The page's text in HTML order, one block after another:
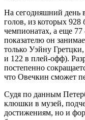
На сегодняшний день
голов, из которых
чемпионатах, а еще
показателю он
только Уэйну
и 122 в плей-офф).
постепенно
что Овечкин сможет
Судя по данным
клюшки в музей,
достижениям, но и